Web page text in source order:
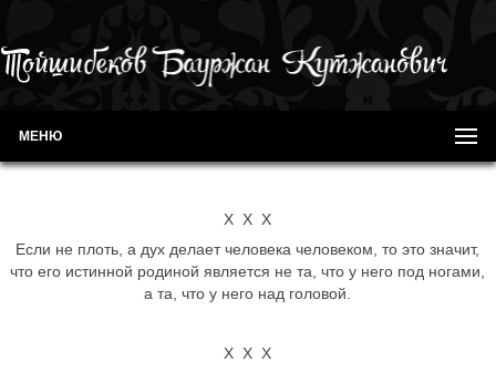
МЕНЮ
Х Х Х
Если не плоть, а дух делает человека человеком, то это значит,
что его истинной родиной является не та, что у него под ногами,
а та, что у него над головой.
Х Х Х